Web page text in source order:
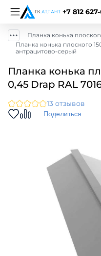
+7 812
Планка конька
Планка конька плоского
антрацитово-серый
Планка конька
0,45 Drap RAL
13 отзывов
Поделиться